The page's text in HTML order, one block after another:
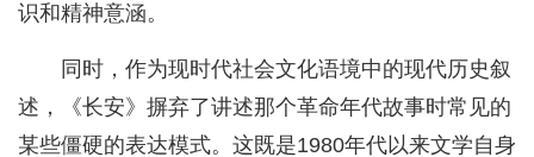
识和精神意涵。
同时，作为现时代社会文化语境中的现代历史叙
述，《长安》摒弃了讲述那个革命年代故事时常见的
某些僵硬的表达模式。这既是1980年代以来文学自身